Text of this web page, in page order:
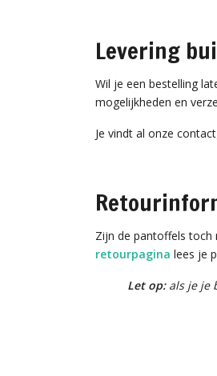
Levering
Wil je een bestelling
mogelijkheden en
Je vindt al onze
Zijn de pantoffels toch
retourpagina lees je
Let op:als je je